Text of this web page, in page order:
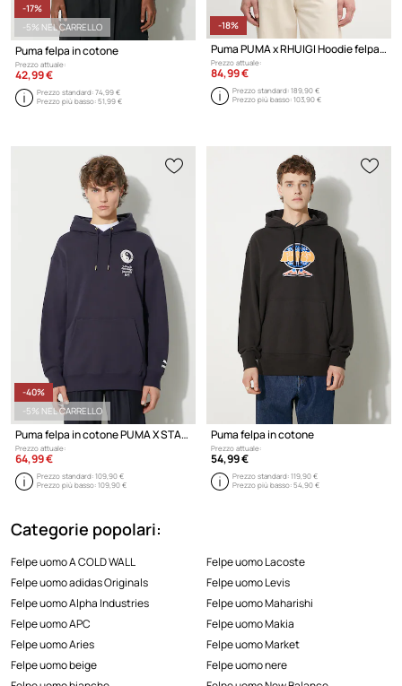
-17%
-5% NEL CARRELLO
Puma felpa in cotone
Prezzo attuale:
42,99 €
Prezzo standard:74,99 €
Prezzo più basso:51,99 €
-18%
Puma PUMA x RHUIGI Hoodie felpa in cotone da uomo
Prezzo attuale:
84,99 €
Prezzo standard:189,90 €
Prezzo più basso:103,90 €
-40%
-5% NEL CARRELLO
Puma felpa in cotone PUMA X STAPLE
Prezzo attuale:
64,99 €
Prezzo standard:109,90 €
Prezzo più basso:109,90 €
Puma felpa in cotone
Prezzo attuale:
54,99 €
Prezzo standard:119,90 €
Prezzo più basso:54,90 €
Categorie popolari:
Felpe uomo A COLD WALL
Felpe uomo adidas Originals
Felpe uomo Alpha Industries
Felpe uomo APC
Felpe uomo Aries
Felpe uomo beige
Felpe uomo Lacoste
Felpe uomo Levis
Felpe uomo Maharishi
Felpe uomo Makia
Felpe uomo Market
Felpe uomo nere